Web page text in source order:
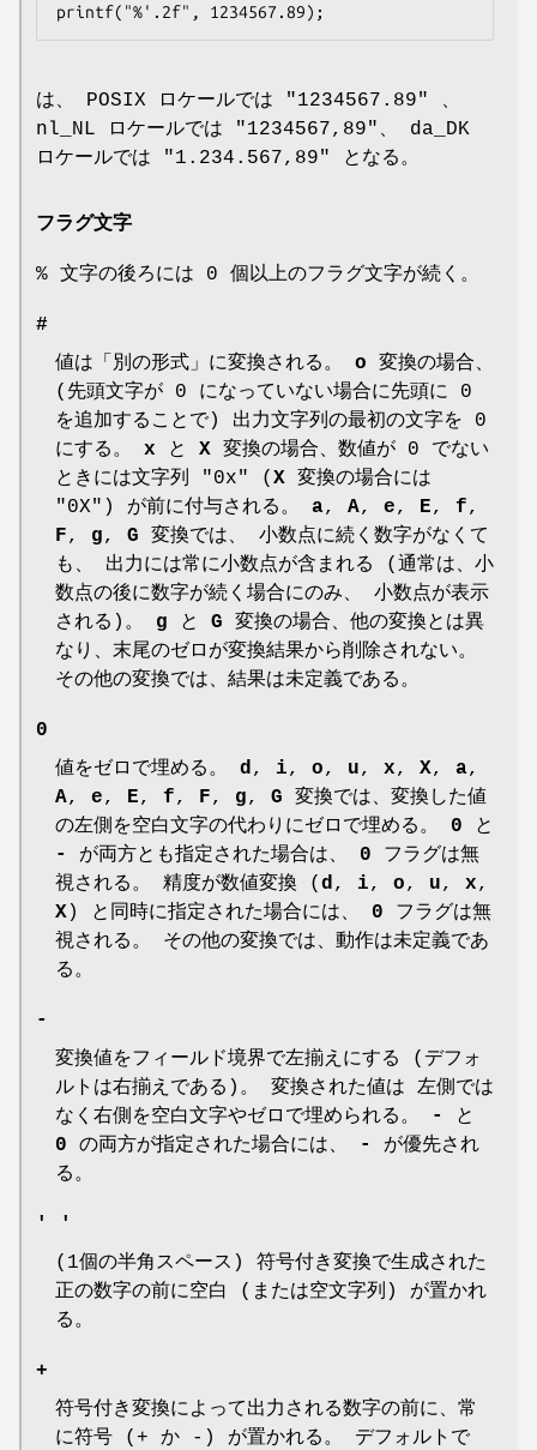
は、 POSIX ロケールでは "1234567.89" 、
nl_NL ロケールでは "1234567,89"、 da_DK
ロケールでは "1.234.567,89" となる。
フラグ文字
% 文字の後ろには 0 個以上のフラグ文字が続く。
#
値は「別の形式」に変換される。 o 変換の場合、
(先頭文字が 0 になっていない場合に先頭に 0
を追加することで) 出力文字列の最初の文字を 0
にする。 x と X 変換の場合、数値が 0 でない
ときには文字列 "0x" ( X 変換の場合には
"0X") が前に付与される。 a, A, e, E, f,
F, g, G 変換では、 小数点に続く数字がなくて
も、 出力には常に小数点が含まれる (通常は、小
数点の後に数字が続く場合にのみ、 小数点が表示
される)。 g と G 変換の場合、他の変換とは異
なり、末尾のゼロが変換結果から削除されない。
その他の変換では、結果は未定義である。
0
値をゼロで埋める。 d, i, o, u, x, X, a,
A, e, E, f, F, g, G 変換では、変換した値
の左側を空白文字の代わりにゼロで埋める。 0 と
-
が両方とも指定された場合は、 0 フラグは無
視される。 精度が数値変換 ( d, i, o, u, x,
X) と同時に指定された場合には、 0 フラグは無
視される。 その他の変換では、動作は未定義であ
る。
-
変換値をフィールド境界で左揃えにする (デフォ
ルトは右揃えである)。 変換された値は 左側では
なく右側を空白文字やゼロで埋められる。
-
と
0 の両方が指定された場合には、 -
が優先され
る。
' '
(1個の半角スペース) 符号付き変換で生成された
正の数字の前に空白 (または空文字列) が置かれ
る。
+
符号付き変換によって出力される数字の前に、常
に符号 (+ か -) が置かれる。 デフォルトで